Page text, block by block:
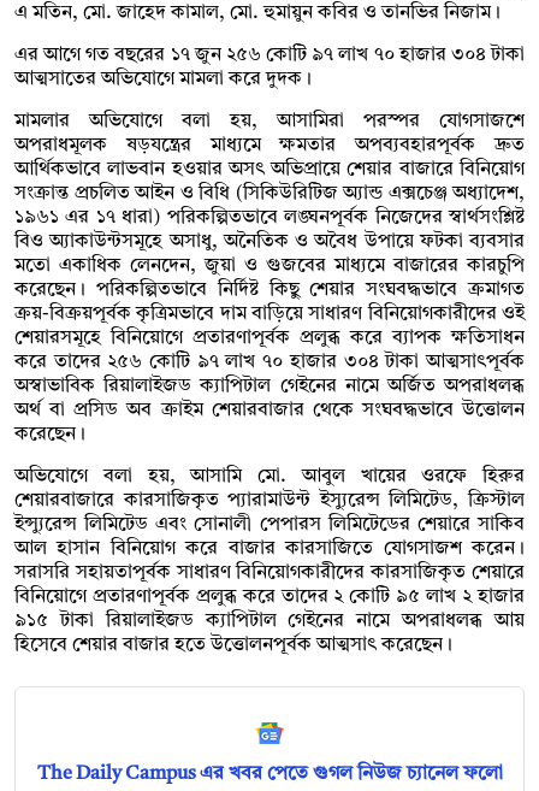
এ মতিন, মো. জাহেদ কামাল, মো. হুমায়ুন কবির ও তানভির নিজাম।
এর আগে গত বছরের ১৭ জুন ২৫৬ কোটি ৯৭ লাখ ৭০ হাজার ৩০৪ টাকা
আত্মসাতের অভিযোগে মামলা করে দুদক।
মামলার অভিযোগে বলা হয়, আসামিরা পরস্পর যোগসাজশে
অপরাধমূলক ষড়যন্ত্রের মাধ্যমে ক্ষমতার অপব্যবহারপূর্বক দ্রুত
আর্থিকভাবে লাভবান হওয়ার অসৎ অভিপ্রায়ে শেয়ার বাজারে বিনিয়োগ
সংক্রান্ত প্রচলিত আইন ও বিধি (সিকিউরিটিজ অ্যান্ড এক্সচেঞ্জ অধ্যাদেশ,
১৯৬১ এর ১৭ ধারা) পরিকল্পিতভাবে লঙ্ঘনপূর্বক নিজেদের স্বার্থসংশ্লিষ্ট
বিও অ্যাকাউন্টসমূহে অসাধু, অনৈতিক ও অবৈধ উপায়ে ফটকা ব্যবসার
মতো একাধিক লেনদেন, জুয়া ও গুজবের মাধ্যমে বাজারের কারচুপি
করেছেন। পরিকল্পিতভাবে নির্দিষ্ট কিছু শেয়ার সংঘবদ্ধভাবে ক্রমাগত
ক্রয়-বিক্রয়পূর্বক কৃত্রিমভাবে দাম বাড়িয়ে সাধারণ বিনিয়োগকারীদের ওই
শেয়ারসমূহে বিনিয়োগে প্রতারণাপূর্বক প্রলুব্ধ করে ব্যাপক ক্ষতিসাধন
করে তাদের ২৫৬ কোটি ৯৭ লাখ ৭০ হাজার ৩০৪ টাকা আত্মসাৎপূর্বক
অস্বাভাবিক রিয়ালাইজড ক্যাপিটাল গেইনের নামে অর্জিত অপরাধলব্ধ
অর্থ বা প্রসিড অব ক্রাইম শেয়ারবাজার থেকে সংঘবদ্ধভাবে উত্তোলন
করেছেন।
অভিযোগে বলা হয়, আসামি মো. আবুল খায়ের ওরফে হিরুর
শেয়ারবাজারে কারসাজিকৃত প্যারামাউন্ট ইস্যুরেন্স লিমিটেড, ক্রিস্টাল
ইন্স্যুরেন্স লিমিটেড এবং সোনালী পেপারস লিমিটেডের শেয়ারে সাকিব
আল হাসান বিনিয়োগ করে বাজার কারসাজিতে যোগসাজশ করেন।
সরাসরি সহায়তাপূর্বক সাধারণ বিনিয়োগকারীদের কারসাজিকৃত শেয়ারে
বিনিয়োগে প্রতারণাপূর্বক প্রলুব্ধ করে তাদের ২ কোটি ৯৫ লাখ ২ হাজার
৯১৫ টাকা রিয়ালাইজড ক্যাপিটাল গেইনের নামে অপরাধলব্ধ আয়
হিসেবে শেয়ার বাজার হতে উত্তোলনপূর্বক আত্মসাৎ করেছেন।
The Daily Campus এর খবর পেতে গুগল নিউজ চ্যানেল ফলো